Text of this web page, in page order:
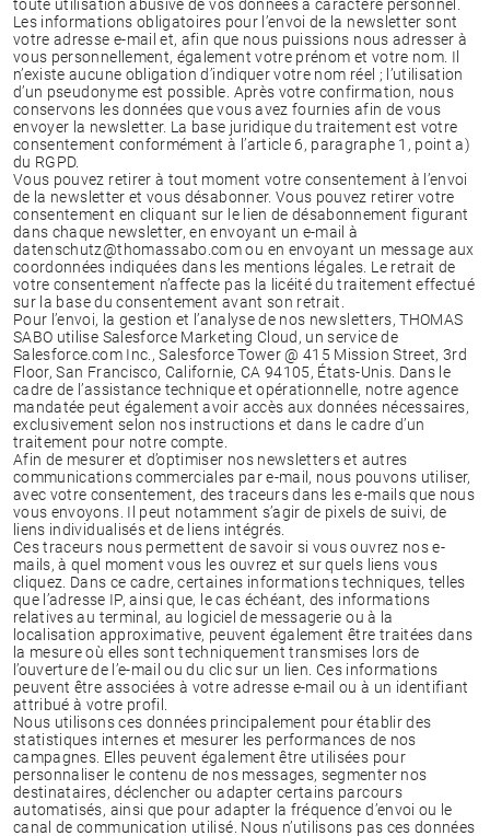
toute utilisation abusive de vos données à caractère personnel.
Les informations obligatoires pour l’envoi de la newsletter sont
votre adresse e-mail et, afin que nous puissions nous adresser à
vous personnellement, également votre prénom et votre nom. Il
n’existe aucune obligation d’indiquer votre nom réel ; l’utilisation
d’un pseudonyme est possible. Après votre confirmation, nous
conservons les données que vous avez fournies afin de vous
envoyer la newsletter. La base juridique du traitement est votre
consentement conformément à l’article 6, paragraphe 1, point a)
du RGPD.
Vous pouvez retirer à tout moment votre consentement à l’envoi
de la newsletter et vous désabonner. Vous pouvez retirer votre
consentement en cliquant sur le lien de désabonnement figurant
dans chaque newsletter, en envoyant un e-mail à
datenschutz@thomassabo.com ou en envoyant un message aux
coordonnées indiquées dans les mentions légales. Le retrait de
votre consentement n’affecte pas la licéité du traitement effectué
sur la base du consentement avant son retrait.
Pour l’envoi, la gestion et l’analyse de nos newsletters, THOMAS
SABO utilise Salesforce Marketing Cloud, un service de
Salesforce.com Inc., Salesforce Tower @ 415 Mission Street, 3rd
Floor, San Francisco, Californie, CA 94105, États-Unis. Dans le
cadre de l’assistance technique et opérationnelle, notre agence
mandatée peut également avoir accès aux données nécessaires,
exclusivement selon nos instructions et dans le cadre d’un
traitement pour notre compte.
Afin de mesurer et d’optimiser nos newsletters et autres
communications commerciales par e-mail, nous pouvons utiliser,
avec votre consentement, des traceurs dans les e-mails que nous
vous envoyons. Il peut notamment s’agir de pixels de suivi, de
liens individualisés et de liens intégrés.
Ces traceurs nous permettent de savoir si vous ouvrez nos e-
mails, à quel moment vous les ouvrez et sur quels liens vous
cliquez. Dans ce cadre, certaines informations techniques, telles
que l’adresse IP, ainsi que, le cas échéant, des informations
relatives au terminal, au logiciel de messagerie ou à la
localisation approximative, peuvent également être traitées dans
la mesure où elles sont techniquement transmises lors de
l’ouverture de l’e-mail ou du clic sur un lien. Ces informations
peuvent être associées à votre adresse e-mail ou à un identifiant
attribué à votre profil.
Nous utilisons ces données principalement pour établir des
statistiques internes et mesurer les performances de nos
campagnes. Elles peuvent également être utilisées pour
personnaliser le contenu de nos messages, segmenter nos
destinataires, déclencher ou adapter certains parcours
automatisés, ainsi que pour adapter la fréquence d’envoi ou le
canal de communication utilisé. Nous n’utilisons pas ces données